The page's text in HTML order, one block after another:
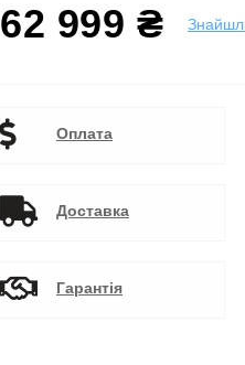
62 999 ₴
Оплата
Доставка
Гарантія